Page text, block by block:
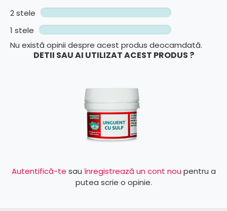
2 stele
1 stele
Nu există opinii despre acest produs deocamdată.
DETII SAU AI UTILIZAT ACEST PRODUS ?
Autentifică-te sau înregistrează un cont nou pentru a
putea scrie o opinie.